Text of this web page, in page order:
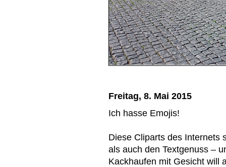
Freitag, 8. Mai 2015
Ich hasse Emojis!
Diese Cliparts des Internets
als auch den Textgenuss –
Kackhaufen mit Gesicht will